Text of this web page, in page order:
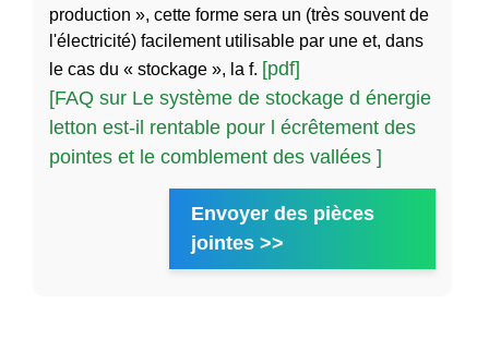
production », cette forme sera un (très souvent de
l'électricité) facilement utilisable par une et, dans
le cas du « stockage », la f. [pdf]
[FAQ sur Le système de stockage d énergie
letton est-il rentable pour l écrêtement des
pointes et le comblement des vallées ]
Envoyer des pièces
jointes >>